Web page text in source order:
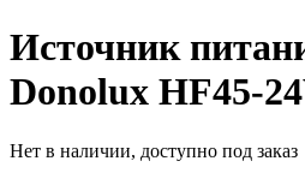
Источник
Donolux HF45-
Нет в наличии, доступно под заказ